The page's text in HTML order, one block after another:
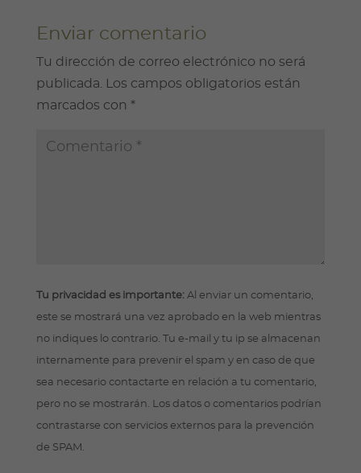
Enviar comentario
Tu dirección de correo electrónico no será
publicada.
Los campos obligatorios están
marcados con *
Tu privacidad es importante:Al enviar un comentario,
este se mostrará una vez aprobado en la web mientras
no indiques lo contrario. Tu e-mail y tu ip se almacenan
internamente para prevenir el spam y en caso de que
sea necesario contactarte en relación a tu comentario,
pero no se mostrarán. Los datos o comentarios podrían
contrastarse con servicios externos para la prevención
de SPAM.